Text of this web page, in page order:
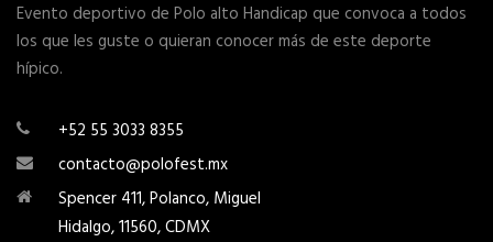
Evento deportivo de Polo alto Handicap que convoca a todos
los que les guste o quieran conocer más de este deporte
hípico.
+52 55 3033 8355
contacto@polofest.mx
Spencer 411, Polanco, Miguel
Hidalgo, 11560, CDMX